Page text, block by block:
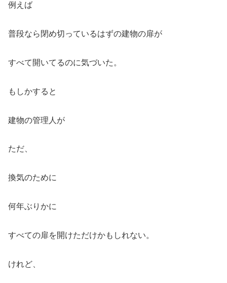
例えば
普段なら閉め切っているはずの建物の扉が
すべて開いてるのに気づいた。
もしかすると
建物の管理人が
ただ、
換気のために
何年ぶりかに
すべての扉を開けただけかもしれない。
けれど、